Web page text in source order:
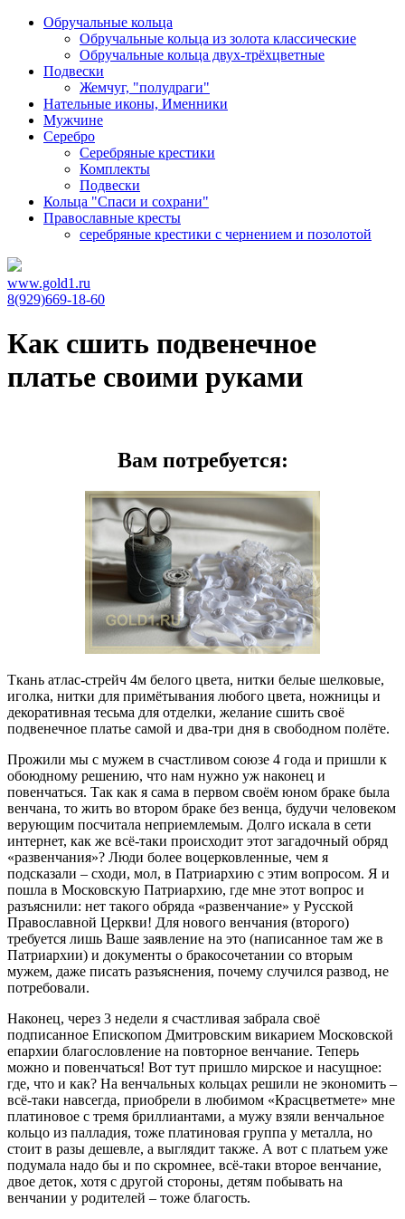
Обручальные кольца
Обручальные кольца из золота классические
Обручальные кольца двух-трёхцветные
Подвески
Жемчуг, "полудраги"
Нательные иконы, Именники
Мужчине
Серебро
Серебряные крестики
Комплекты
Подвески
Кольца "Спаси и сохрани"
Православные кресты
cеребряные крестики с чернением и позолотой
www.gold1.ru
8(929)669-18-60
Как сшить подвенечное
платье своими руками
Вам потребуется:
Ткань атлас-стрейч 4м белого цвета, нитки белые шелковые,
иголка, нитки для примётывания любого цвета, ножницы и
декоративная тесьма для отделки, желание сшить своё
подвенечное платье самой и два-три дня в свободном полёте.
Прожили мы с мужем в счастливом союзе 4 года и пришли к
обоюдному решению, что нам нужно уж наконец и
повенчаться. Так как я сама в первом своём юном браке была
венчана, то жить во втором браке без венца, будучи человеком
верующим посчитала неприемлемым. Долго искала в сети
интернет, как же всё-таки происходит этот загадочный обряд
«развенчания»? Люди более воцерковленные, чем я
подсказали – сходи, мол, в Патриархию с этим вопросом. Я и
пошла в Московскую Патриархию, где мне этот вопрос и
разъяснили: нет такого обряда «развенчание» у Русской
Православной Церкви! Для нового венчания (второго)
требуется лишь Ваше заявление на это (написанное там же в
Патриархии) и документы о бракосочетании со вторым
мужем, даже писать разъяснения, почему случился развод, не
потребовали.
Наконец, через 3 недели я счастливая забрала своё
подписанное Епископом Дмитровским викарием Московской
епархии благословление на повторное венчание. Теперь
можно и повенчаться! Вот тут пришло мирское и насущное:
где, что и как? На венчальных кольцах решили не экономить –
всё-таки навсегда, приобрели в любимом «Красцветмете» мне
платиновое с тремя бриллиантами, а мужу взяли венчальное
кольцо из палладия, тоже платиновая группа у металла, но
стоит в разы дешевле, а выглядит также. А вот с платьем уже
подумала надо бы и по скромнее, всё-таки второе венчание,
двое деток, хотя с другой стороны, детям побывать на
венчании у родителей – тоже благость.